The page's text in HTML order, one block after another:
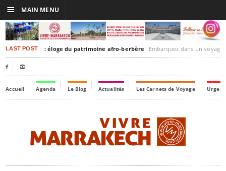
LAST POST
Timbuktu : éloge du patrimoine afro-berbère Embarquez dans un voyage culturel dans le temps, à la
 
Accueil Agenda Le Blog Actualités Les Carnets de Voyage
☰ MAIN MENU